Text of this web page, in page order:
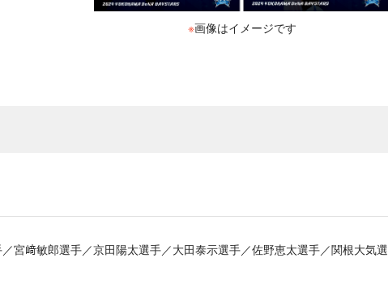
※画像はイメージです
宮﨑敏郎選手／京田陽太選手／大田泰示選手／佐野恵太選手／関根大気選